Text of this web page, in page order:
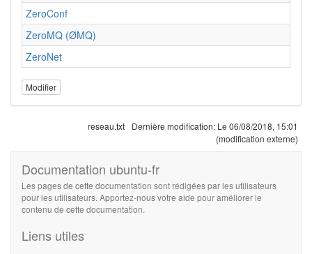
ZeroConf
ZeroMQ (ØMQ)
ZeroNet
Modifier
reseau.txt Dernière modification: Le 06/08/2018, 15:01
(modification externe)
Documentation ubuntu-fr
Les pages de cette documentation sont rédigées par les utilisateurs
pour les utilisateurs. Apportez-nous votre aide pour améliorer le
contenu de cette documentation.
Liens utiles